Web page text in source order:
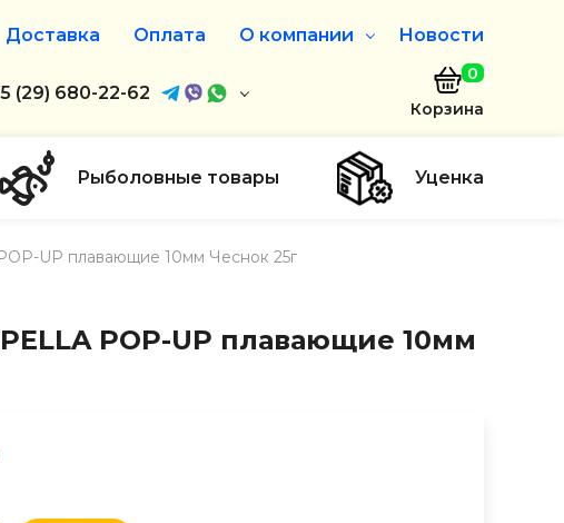
Доставка Оплата О компании
О нас
Дисконтная программа
Новости
(29) 680-22-62
магазин
Заказать звонок
0
Корзина
Рыболовные товары Уценка
UP плавающие 10мм Чеснок 25г
POP-UP плавающие 10мм